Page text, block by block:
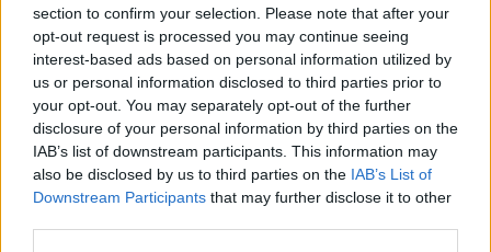
section to confirm your selection. Please note that after your
opt-out request is processed you may continue seeing
interest-based ads based on personal information utilized by
us or personal information disclosed to third parties prior to
your opt-out. You may separately opt-out of the further
disclosure of your personal information by third parties on the
IAB’s list of downstream participants. This information may
also be disclosed by us to third parties on the IAB’s List of
Downstream Participants that may further disclose it to other
www.valentino.com